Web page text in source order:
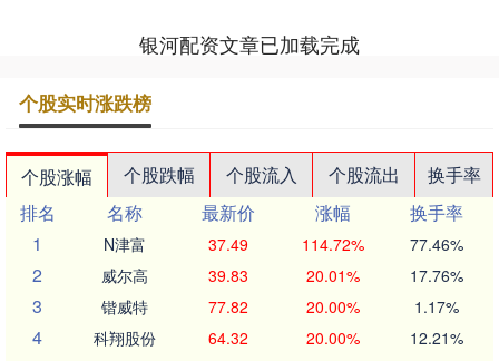
银河配资文章已加载完成
个股实时涨跌榜
个股涨幅 个股跌幅 个股流入 个股流出
换手率
排名
名称 最新价 涨幅
换手率
1
N津富 37.49 114.72% 77.46%
2 威尔高 39.83 20.01% 17.76%
3 锴威特 77.82 20.00% 1.17%
4 科翔股份 64.32 20.00% 12.21%